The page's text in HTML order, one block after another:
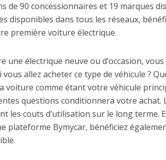
de 90 concessionnaires et 19 marques
disponibles dans tous les réseaux,
première voiture électrique.
une électrique neuve ou d’occasion,
allez acheter ce type de véhicule ?
voiture comme étant votre véhicule
questions conditionnera votre
les couts d’utilisation sur le long
plateforme Bymycar, bénéficiez